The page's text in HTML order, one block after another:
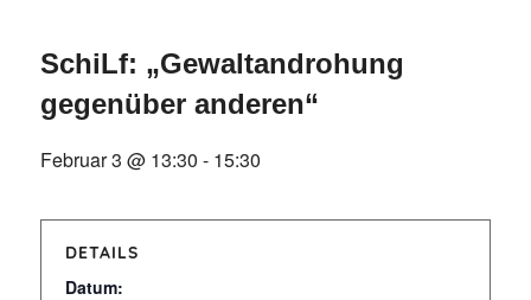
SchiLf: „Gewaltandrohung
gegenüber anderen“
Februar 3 @ 13:30 - 15:30
DETAILS
Datum: